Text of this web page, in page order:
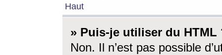
Haut
» Puis-je utiliser du HTML
Non. Il n’est pas possible